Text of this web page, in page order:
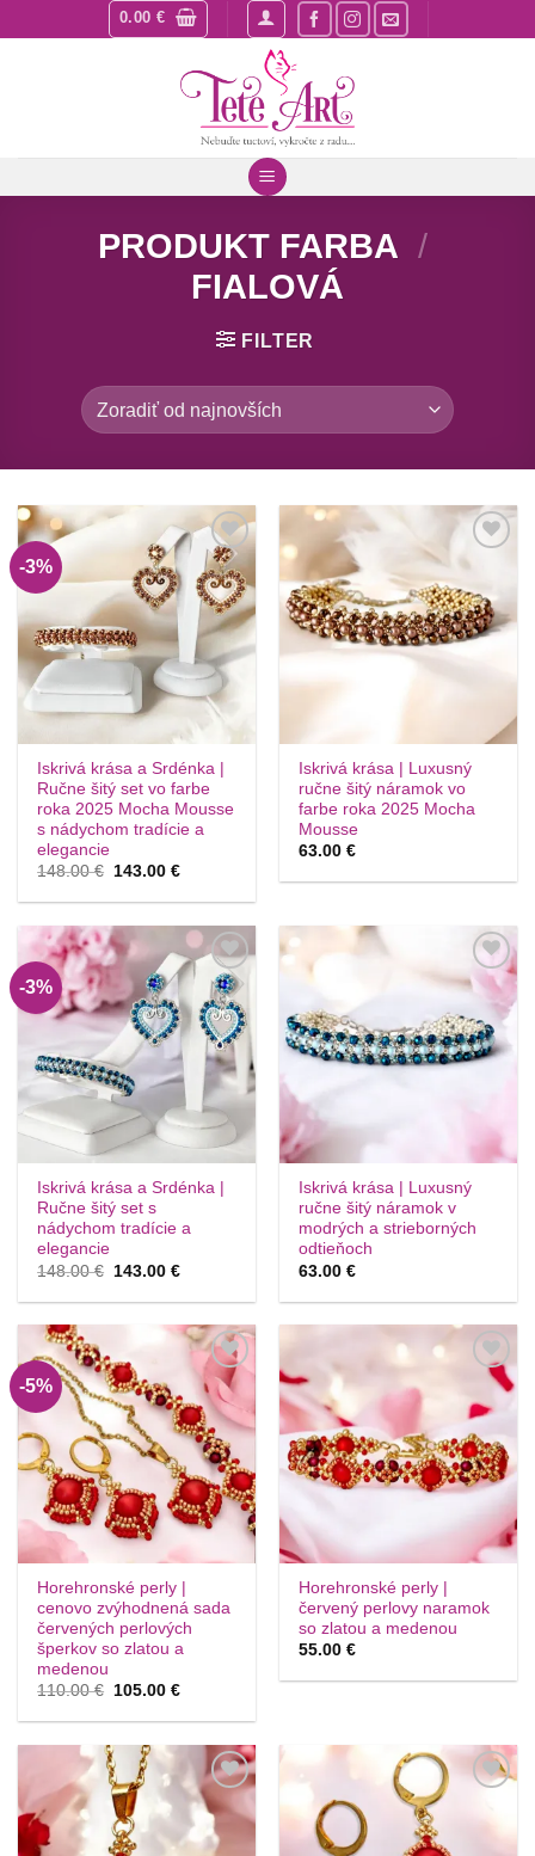
to
0.00 €
PRODUKT FARBA /
FIALOVÁ
FILTER
-3%
Túto
krasotinku
si prosím
Iskrivá krása a Srdénka |
Ručne šitý set vo farbe
roka 2025 Mocha Mousse
s nádychom tradície a
elegancie
148.00€ Pôvodná
bola:
143.00€Aktuálna
je:
krasotinku
si prosím
Iskrivá krása | Luxusný
ručne šitý náramok vo
farbe roka 2025 Mocha
Mousse
63.00€
-3%
Túto
krasotinku
si prosím
Iskrivá krása a Srdénka |
Ručne šitý set s
nádychom tradície a
elegancie
148.00€ Pôvodná
bola:
143.00€Aktuálna
je:
Túto
krasotinku
si prosím
Iskrivá krása | Luxusný
ručne šitý náramok v
modrých a strieborných
odtieňoch
63.00€
-5%
Túto
krasotinku
si prosím
Horehronské perly |
cenovo zvýhodnená sada
červených perlových
šperkov so zlatou a
medenou
110.00€ Pôvodná
bola:
105.00€Aktuálna
je:
krasotinku
si prosím
Horehronské perly |
červený perlovy naramok
so zlatou a medenou
55.00€
Túto
krasotinku
si prosím